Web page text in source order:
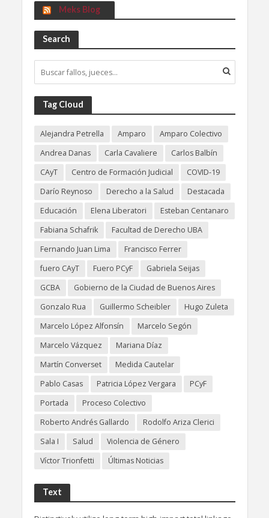
Meks Blog
Search
Tag Cloud
Alejandra Petrella Amparo
Amparo Colectivo
Andrea Danas
Carla Cavaliere
Carlos Balbín
CAyT
Centro de Formación Judicial
COVID-19
Darío Reynoso
Derecho a la Salud
Destacada
Educación
Elena Liberatori
Esteban Centanaro
Fabiana Schafrik
Facultad de Derecho UBA
Fernando Juan Lima
Francisco Ferrer
fuero CAyT
Fuero PCyF
Gabriela Seijas
GCBA
Gobierno de la Ciudad de Buenos Aires
Gonzalo Rua
Guillermo Scheibler
Hugo Zuleta
Marcelo López Alfonsín
Marcelo Segón
Marcelo Vázquez
Mariana Díaz
Martín Converset
Medida Cautelar
Pablo Casas
Patricia López Vergara
PCyF
Portada
Proceso Colectivo
Roberto Andrés Gallardo
Rodolfo Ariza Clerici
Sala I
Salud
Violencia de Género
Víctor Trionfetti
Últimas Noticias
Text